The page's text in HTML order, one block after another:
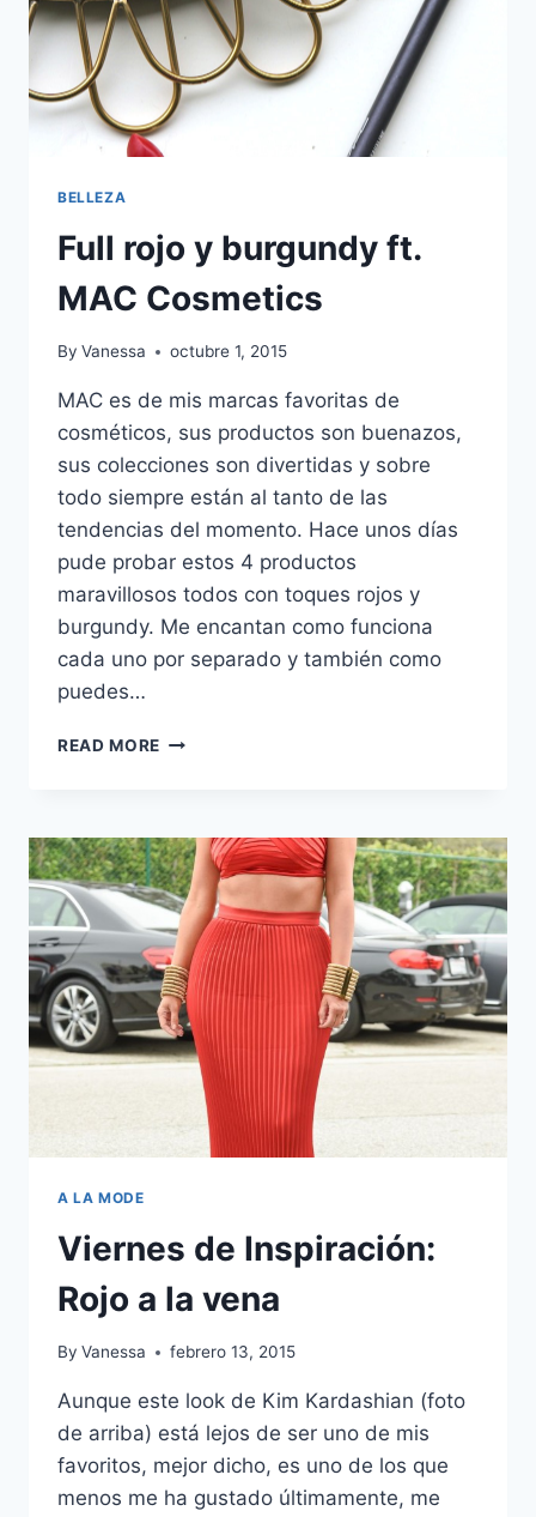
BELLEZA
Full rojo y burgundy ft.
MAC Cosmetics
By Vanessa octubre 1, 2015
MAC es de mis marcas favoritas de
cosméticos, sus productos son buenazos,
sus colecciones son divertidas y sobre
todo siempre están al tanto de las
tendencias del momento. Hace unos días
pude probar estos 4 productos
maravillosos todos con toques rojos y
burgundy. Me encantan como funciona
cada uno por separado y también como
puedes…
READ MORE FULL
FT.
MAC
COSMETICS
A LA MODE
Viernes de Inspiración:
Rojo a la vena
By Vanessa febrero 13, 2015
Aunque este look de Kim Kardashian (foto
de arriba) está lejos de ser uno de mis
favoritos, mejor dicho, es uno de los que
menos me ha gustado últimamente, me